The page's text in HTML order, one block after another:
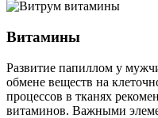
Витамины
Развитие папиллом у
обмене веществ на
процессов в тканях
витаминов. Важными